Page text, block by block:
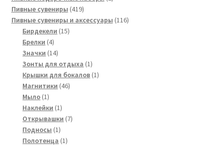
Пивные сувениры 419419
товаров
Пивные сувениры и аксессуары 116116
Бирдекели 1515
Брелки 44
товара
Значки 1414
товаров
Зонты для отдыха 11
товар
Крышки для бокалов 11
Магнитики 4646
Мыло 11
товар
Наклейки 11
товар
Открывашки 77
Подносы 11
товар
Полотенца 11